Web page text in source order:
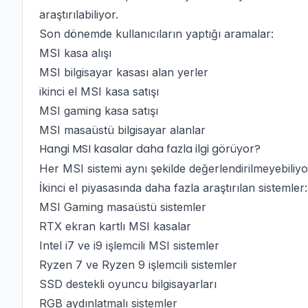
araştırılabiliyor.
Son dönemde kullanıcıların yaptığı aramalar:
MSI kasa alışı
MSI bilgisayar kasası alan yerler
ikinci el MSI kasa satışı
MSI gaming kasa satışı
MSI masaüstü bilgisayar alanlar
Hangi MSI kasalar daha fazla ilgi görüyor?
Her MSI sistemi aynı şekilde
İkinci el piyasasında daha fazla araştırılan sistemler:
MSI Gaming masaüstü sistemler
RTX ekran kartlı MSI kasalar
Intel i7 ve i9 işlemcili MSI sistemler
Ryzen 7 ve Ryzen 9 işlemcili sistemler
SSD destekli oyuncu bilgisayarları
RGB aydınlatmalı sistemler